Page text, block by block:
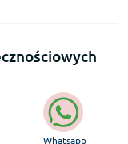
Whatsapp